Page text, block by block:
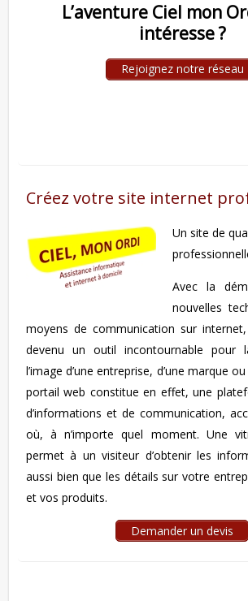
L’aventure Ciel mon
intéresse ?
Rejoignez notre réseau
Créez votre site internet
Un site de
Avec la
nouvelles
moyens de communication sur
devenu un outil incontournable pour
l’image d’une entreprise, d’une marque
portail web constitue en effet, une
d’informations et de communication,
où, à n’importe quel moment. Une
permet à un visiteur d’obtenir les
aussi bien que les détails sur votre
et vos produits.
Demander un devis